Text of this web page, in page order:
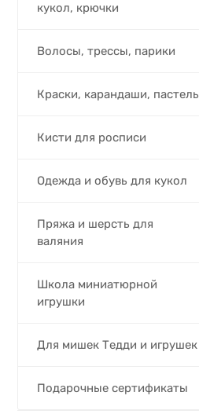
кукол, крючки
Волосы, трессы, парики
Краски, карандаши, пастель
Кисти для росписи
Одежда и обувь для кукол
Пряжа и шерсть для
валяния
Школа миниатюрной
игрушки
Для мишек Тедди и игрушек
Подарочные сертификаты